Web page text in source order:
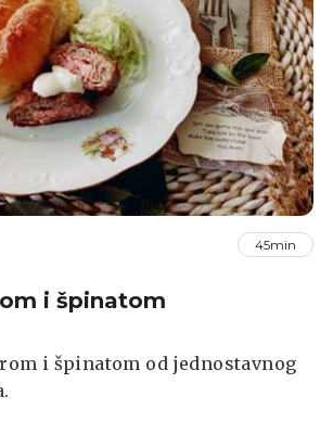
45min
i špinatom
i špinatom od jednostavnog